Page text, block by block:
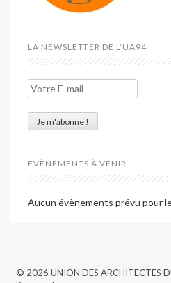
LA NEWSLETTER DE L’UA94
ÉVÈNEMENTS À VENIR
Aucun évènements prévu pour
© 2026 UNION DES ARCHITECTES